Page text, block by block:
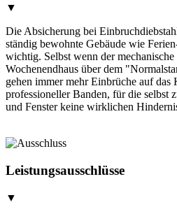
▼
Die Absicherung bei
ständig bewohnte Gebäude wie
wichtig. Selbst wenn der
Wochenendhaus über dem
gehen immer mehr Einbrüche auf das
professioneller Banden, für die selbst
und Fenster keine wirklichen
Leistungsausschlüsse
▼